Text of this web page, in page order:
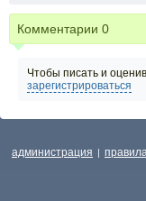
Комментарии 0
Чтобы писать и
зарегистрироваться
администрация |